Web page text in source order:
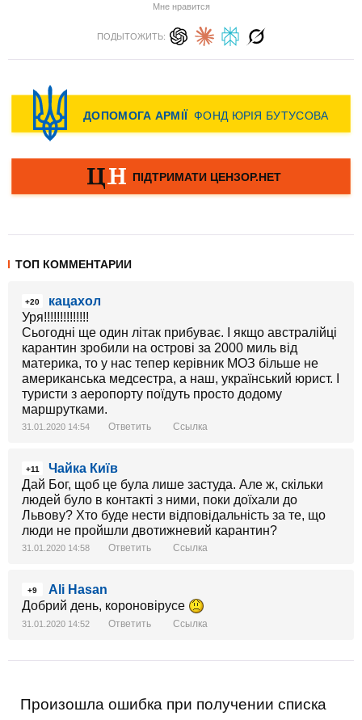
Мне нравится
ПОДЫТОЖИТЬ:
ТОП КОММЕНТАРИИ
+20
кацахол
Уря!!!!!!!!!!!!!!
Сьогодні ще один літак прибуває. І якщо австралійці
карантин зробили на острові за 2000 миль від
материка, то у нас тепер керівник МОЗ більше не
американська медсестра, а наш, український юрист. І
туристи з аеропорту поїдуть просто додому
маршрутками.
31.01.2020 14:54 Ответить Ссылка
+11
Чайка Київ
Дай Бог, щоб це була лише застуда. Але ж, скільки
людей було в контакті з ними, поки доїхали до
Львову? Хто буде нести відповідальність за те, що
люди не пройшли двотижневий карантин?
31.01.2020 14:58 Ответить Ссылка
+9
Ali Hasan
Добрий день, короновірусе
31.01.2020 14:52 Ответить Ссылка
Произошла ошибка при получении списка